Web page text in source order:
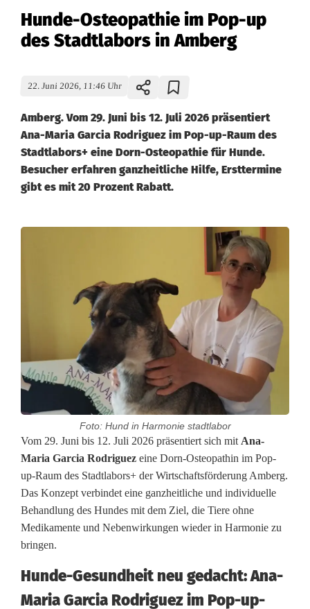
Hunde-Osteopathie im Pop-up
des Stadtlabors in Amberg
22. Juni 2026, 11:46 Uhr
Amberg. Vom 29. Juni bis 12. Juli 2026 präsentiert
Ana-Maria Garcia Rodriguez im Pop-up-Raum des
Stadtlabors+ eine Dorn-Osteopathie für Hunde.
Besucher erfahren ganzheitliche Hilfe, Ersttermine
gibt es mit 20 Prozent Rabatt.
Foto: Hund in Harmonie stadtlabor
H
u
n
d
e
-
O
Vom 29. Juni bis 12. Juli 2026 präsentiert sich mit Ana-
Maria Garcia Rodriguez eine Dorn-Osteopathin im Pop-
up-Raum des Stadtlabors+ der Wirtschaftsförderung Amberg.
Das Konzept verbindet eine ganzheitliche und individuelle
Behandlung des Hundes mit dem Ziel, die Tiere ohne
Medikamente und Nebenwirkungen wieder in Harmonie zu
bringen.
Hunde-Gesundheit neu gedacht: Ana-
Maria Garcia Rodriguez im Pop-up-